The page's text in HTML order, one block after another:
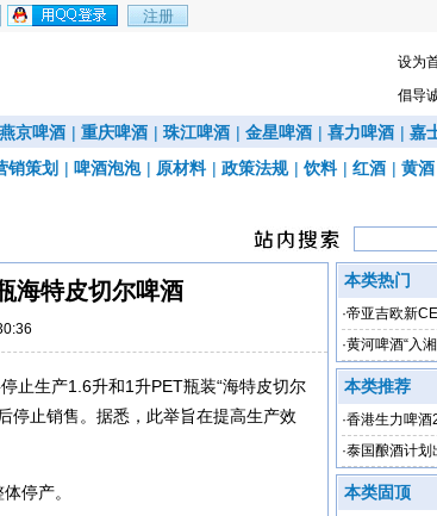
设为
倡导
燕京啤酒 | 重庆啤酒 | 珠江啤酒 | 金星啤酒 | 喜力啤酒 | 嘉
销策划 | 啤酒泡泡 | 原材料 | 政策法规 | 饮料 | 红酒 | 黄酒
海特皮切尔啤酒
止生产1.6升和1升PET瓶装“海特皮切尔
停止销售。据悉，此举旨在提高生产效
停产。
本类热门
·帝亚吉欧新
·黄河啤酒“入
本类推荐
·香港生力啤酒
下降79%
·泰国酿酒计划
本类固顶